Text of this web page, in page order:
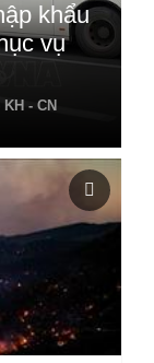
khẩu
vụ
- CN